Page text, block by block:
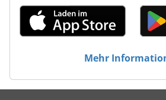
Mehr